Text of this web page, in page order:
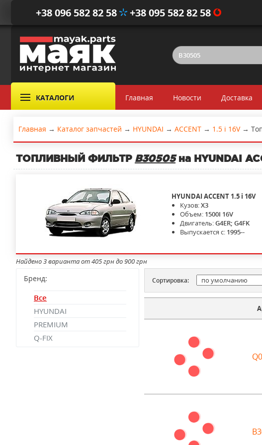
+38 096 582 82 58 +38 095 582 82 58
КАТАЛОГИ Главная Новости Доставка
Главная → Каталог запчастей → HYUNDAI → ACCENT → 1.5 i 16V →
ТОПЛИВНЫЙ ФИЛЬТР B30505на HYUNDAI
HYUNDAIACCENT 1.5 i 16V
Кузов:X3
Объем: 1500I 16V
Двигатель:G4ER; G4FK
Выпускается с: 1995--
Найдено 3 варианта от 405 грн до 900 грн
Бренд:
Все
HYUNDAI
PREMIUM
Q-FIX
Сортировка: